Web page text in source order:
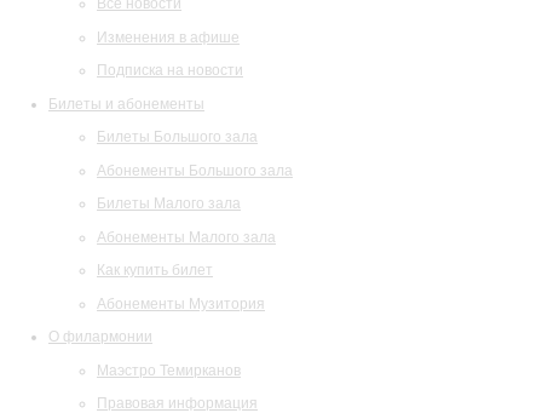
Все новости
Изменения в афише
Подписка на новости
Билеты и абонементы
Билеты Большого зала
Абонементы Большого зала
Билеты Малого зала
Абонементы Малого зала
Как купить билет
Абонементы Музитория
О филармонии
Маэстро Темирканов
Правовая информация